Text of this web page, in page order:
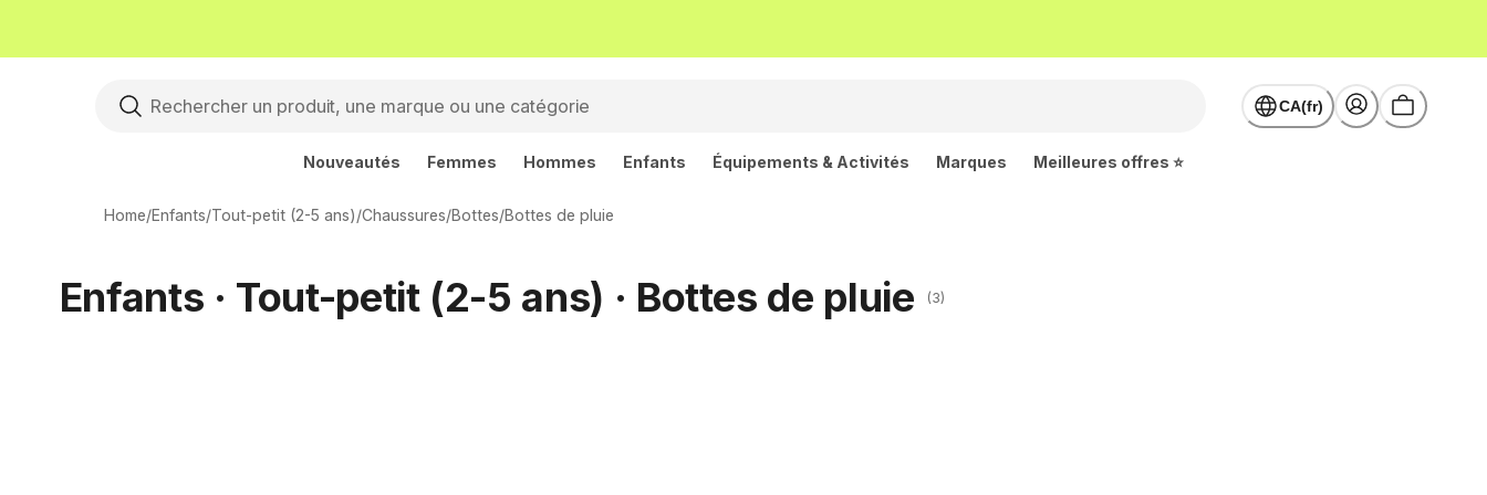
CA(fr)
Nouveautés Femmes Hommes Enfants Équipements & Activités Marques Meilleures offres ⭐
Home/Enfants/Tout-petit (2-5 ans)/Chaussures/Bottes/Bottes de pluie
Enfants · Tout-petit (2-5 ans) · Bottes de pluie (3)